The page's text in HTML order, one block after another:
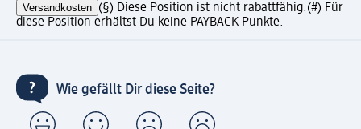
Versandkosten (§) Diese Position ist nicht rabattfähig.(#) Für
diese Position erhältst Du keine PAYBACK Punkte.
Wie gefällt Dir diese Seite?